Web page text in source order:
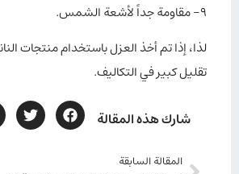
9- مقاومة جداً لأشعة الشمس.
لذا، إذا تم أخذ العزل باستخدام منتجات
تقليل كبير في التكاليف.
شارك هذه المقالة
المقالة السابقة